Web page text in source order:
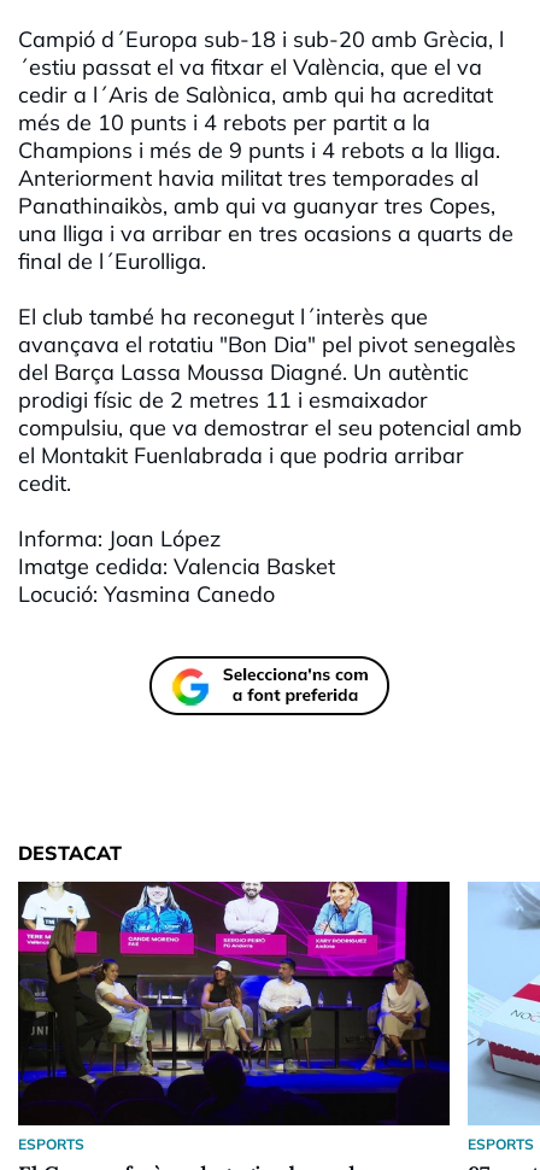
Campió d´Europa sub-18 i sub-20 amb Grècia, l
´estiu passat el va fitxar el València, que el va
cedir a l´Aris de Salònica, amb qui ha acreditat
més de 10 punts i 4 rebots per partit a la
Champions i més de 9 punts i 4 rebots a la lliga.
Anteriorment havia militat tres temporades al
Panathinaikòs, amb qui va guanyar tres Copes,
una lliga i va arribar en tres ocasions a quarts de
final de l´Eurolliga.
El club també ha reconegut l´interès que
avançava el rotatiu "Bon Dia" pel pivot senegalès
del Barça Lassa Moussa Diagné. Un autèntic
prodigi físic de 2 metres 11 i esmaixador
compulsiu, que va demostrar el seu potencial amb
el Montakit Fuenlabrada i que podria arribar
cedit.
Informa: Joan López
Imatge cedida: Valencia Basket
Locució: Yasmina Canedo
DESTACAT
ESPORTS ESPORTS